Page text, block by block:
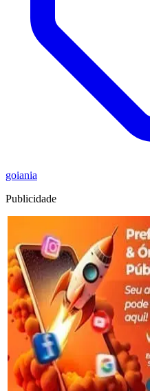
goiania
Publicidade